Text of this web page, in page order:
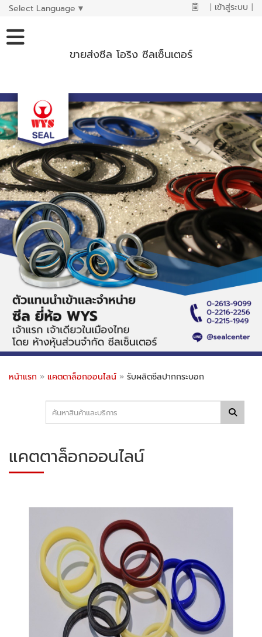
Select Language ▼ | เข้าสู่ระบบ |
ขายส่งซีล โอริง ซีลเซ็นเตอร์
หน้าแรก » แคตตาล็อกออนไลน์ » รับผลิตซีลปากกระบอก
แคตตาล็อกออนไลน์